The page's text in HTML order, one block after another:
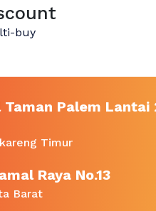
buy
Taman Palem Lantai
Timur
Raya No.13
Barat